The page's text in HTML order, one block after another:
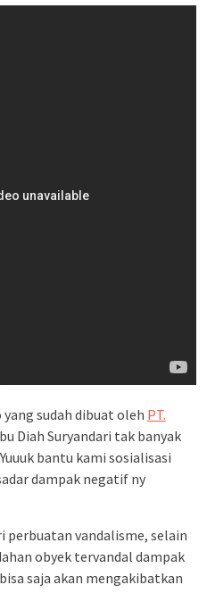
sudah dibuat oleh PT.
Diah Suryandari tak banyak
bantu kami sosialisasi
dampak negatif ny
perbuatan vandalisme, selain
obyek tervandal dampak
saja akan mengakibatkan